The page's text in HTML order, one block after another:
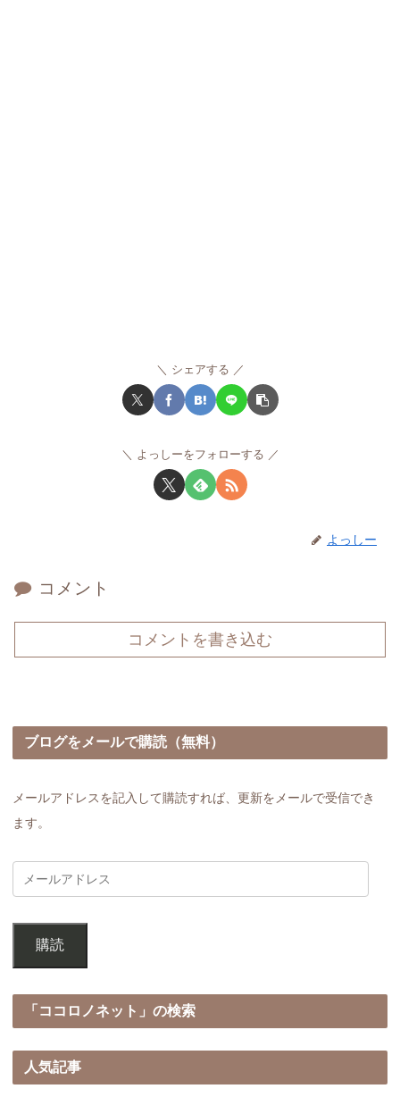
シェアする
よっしーをフォローする
よっしー
コメント
コメントを書き込む
ブログをメールで購読（無料）
メールアドレスを記入して購読すれば、更新をメールで受信でき
ます。
購読
「ココロノネット」の検索
人気記事